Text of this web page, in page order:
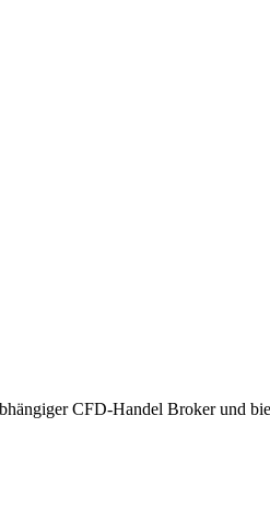
CFD-Handel Broker und